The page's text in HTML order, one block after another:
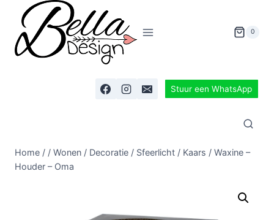
0
Stuur een WhatsApp
Home / / Wonen / Decoratie / Sfeerlicht / Kaars / Waxine –
Houder – Oma